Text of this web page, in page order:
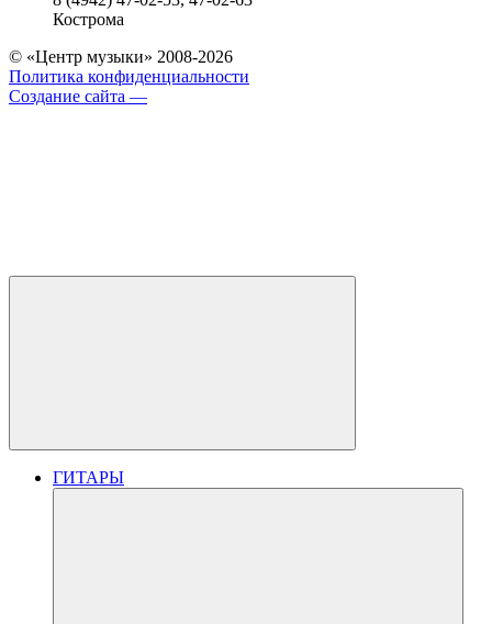
Кострома
© «Центр музыки» 2008-2026
Политика конфиденциальности
Создание сайта —
ГИТАРЫ